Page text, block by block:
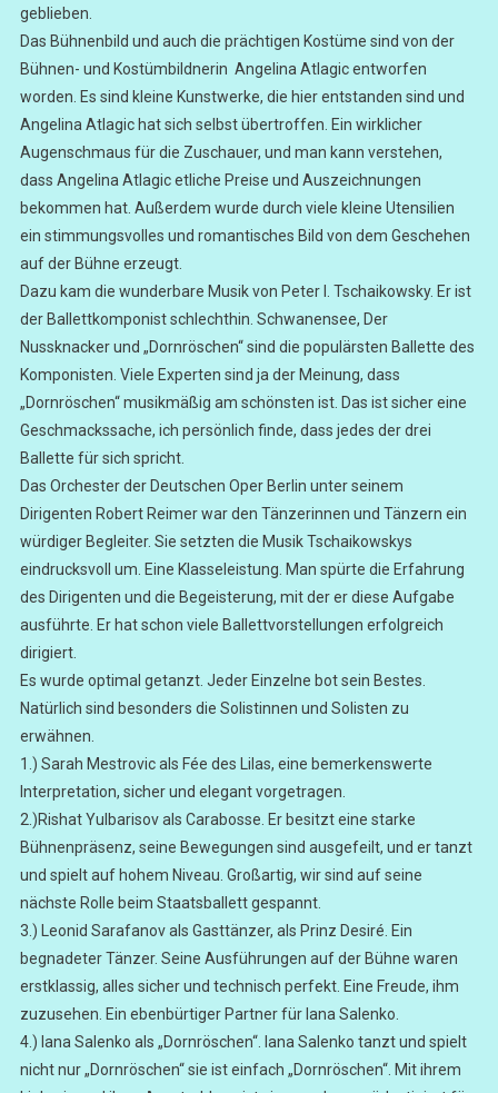
geblieben.
Das Bühnenbild und auch die prächtigen Kostüme sind von der
Bühnen- und Kostümbildnerin Angelina Atlagic entworfen
worden. Es sind kleine Kunstwerke, die hier entstanden sind und
Angelina Atlagic hat sich selbst übertroffen. Ein wirklicher
Augenschmaus für die Zuschauer, und man kann verstehen,
dass Angelina Atlagic etliche Preise und Auszeichnungen
bekommen hat. Außerdem wurde durch viele kleine Utensilien
ein stimmungsvolles und romantisches Bild von dem Geschehen
auf der Bühne erzeugt.
Dazu kam die wunderbare Musik von Peter I. Tschaikowsky. Er ist
der Ballettkomponist schlechthin. Schwanensee, Der
Nussknacker und „Dornröschen“ sind die populärsten Ballette des
Komponisten. Viele Experten sind ja der Meinung, dass
„Dornröschen“ musikmäßig am schönsten ist. Das ist sicher eine
Geschmackssache, ich persönlich finde, dass jedes der drei
Ballette für sich spricht.
Das Orchester der Deutschen Oper Berlin unter seinem
Dirigenten Robert Reimer war den Tänzerinnen und Tänzern ein
würdiger Begleiter. Sie setzten die Musik Tschaikowskys
eindrucksvoll um. Eine Klasseleistung. Man spürte die Erfahrung
des Dirigenten und die Begeisterung, mit der er diese Aufgabe
ausführte. Er hat schon viele Ballettvorstellungen erfolgreich
dirigiert.
Es wurde optimal getanzt. Jeder Einzelne bot sein Bestes.
Natürlich sind besonders die Solistinnen und Solisten zu
erwähnen.
1.) Sarah Mestrovic als Fée des Lilas, eine bemerkenswerte
Interpretation, sicher und elegant vorgetragen.
2.)Rishat Yulbarisov als Carabosse. Er besitzt eine starke
Bühnenpräsenz, seine Bewegungen sind ausgefeilt, und er tanzt
und spielt auf hohem Niveau. Großartig, wir sind auf seine
nächste Rolle beim Staatsballett gespannt.
3.) Leonid Sarafanov als Gasttänzer, als Prinz Desiré. Ein
begnadeter Tänzer. Seine Ausführungen auf der Bühne waren
erstklassig, alles sicher und technisch perfekt. Eine Freude, ihm
zuzusehen. Ein ebenbürtiger Partner für Iana Salenko.
4.) Iana Salenko als „Dornröschen“. Iana Salenko tanzt und spielt
nicht nur „Dornröschen“ sie ist einfach „Dornröschen“. Mit ihrem